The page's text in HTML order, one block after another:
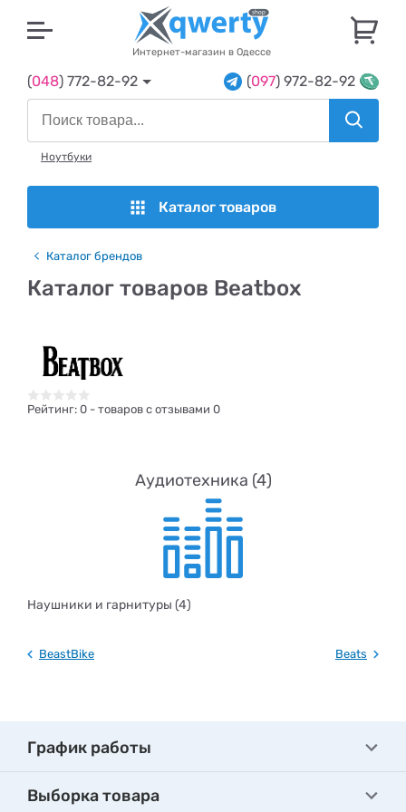
Интернет-магазин в Одессе
(048) 772-82-92 (097) 972-82-92
Ноутбуки
Каталог товаров
Каталог брендов
Каталог товаров Beatbox
Рейтинг: 0 - товаров с отзывами 0
Аудиотехника (4)
Наушники и гарнитуры (4)
BeastBike Beats
График работы
Выборка товара